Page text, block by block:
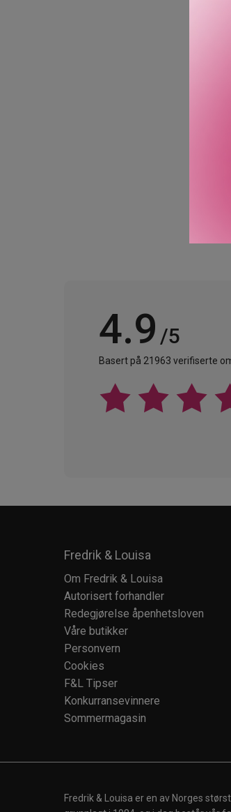
4.9 /5
Basert på 21963 verifiserte
Fredrik & Louisa
Om Fredrik & Louisa
Autorisert forhandler
Redegjørelse åpenhetsloven
Våre butikker
Personvern
Cookies
F&L Tipser
Konkurransevinnere
Sommermagasin
Fredrik & Louisa er en av Norges